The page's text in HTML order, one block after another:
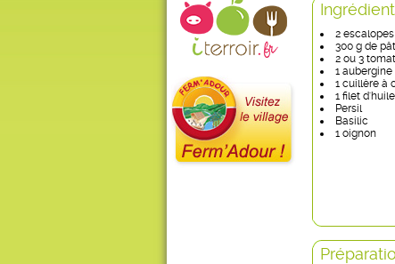
2
300 g de
2 ou 3
1 aubergine
1 cuillère à
1 filet
Persil
Basilic
1 oignon